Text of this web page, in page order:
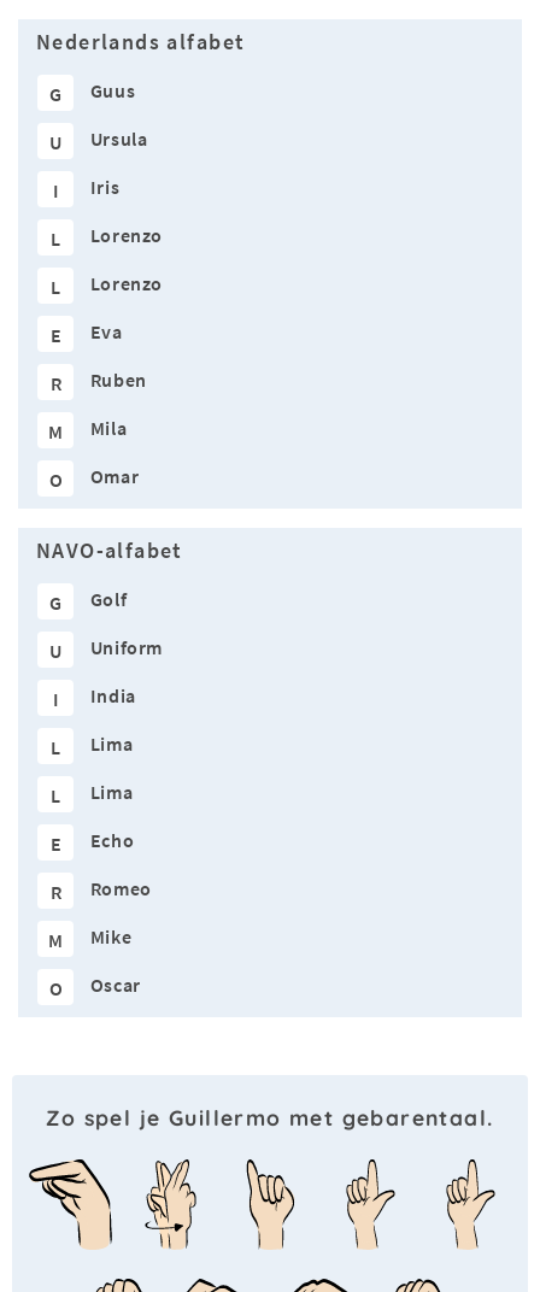
Nederlands alfabet
G Guus
U Ursula
I Iris
L Lorenzo
L Lorenzo
E Eva
R Ruben
M Mila
O Omar
NAVO-alfabet
G Golf
U Uniform
I India
L Lima
L Lima
E Echo
R Romeo
M Mike
O Oscar
Zo spel je Guillermo met gebarentaal.